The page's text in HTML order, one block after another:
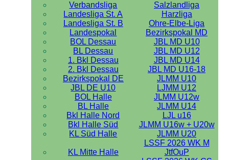
Verbandsliga
Salzlandliga
Landesliga St. A
Harzliga
Landesliga St. B
Ohre-Elbe-Liga
Landespokal
Bezirkspokal MD
BOL Dessau
JBL MD U10
BL Dessau
JBL MD U12
1. Bkl Dessau
JBL MD U14
2. Bkl Dessau
JBL MD U16-18
Bezirkspokal DE
JLMM U10
JBL DE U10
LJMM U12
BOL Halle
JLMM U12w
BL Halle
JLMM U14
Bkl Halle Nord
LJL u16
Bkl Halle Süd
JLMM U16w + U20w
KL Süd Halle
JLMM U20
KL Mitte Halle
LSSF 2026 WK M
JtfOuP